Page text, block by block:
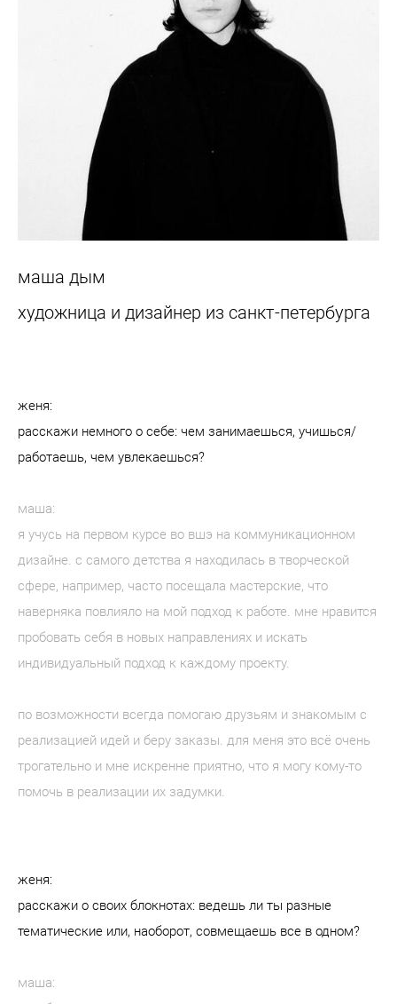
маша дым
художница и дизайнер из санкт-петербурга
женя:
расскажи немного о себе: чем занимаешься, учишься/
работаешь, чем увлекаешься?
маша:
я учусь на первом курсе во вшэ на коммуникационном
дизайне. с самого детства я находилась в творческой
сфере, например, часто посещала мастерские, что
наверняка повлияло на мой подход к работе. мне нравится
пробовать себя в новых направлениях и искать
индивидуальный подход к каждому проекту.
по возможности всегда помогаю друзьям и знакомым с
реализацией идей и беру заказы. для меня это всё очень
трогательно и мне искренне приятно, что я могу кому-то
помочь в реализации их задумки.
женя:
расскажи о своих блокнотах: ведешь ли ты разные
тематические или, наоборот, совмещаешь все в одном?
маша: